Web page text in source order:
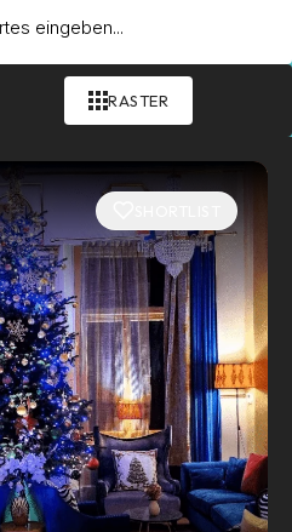
RASTER